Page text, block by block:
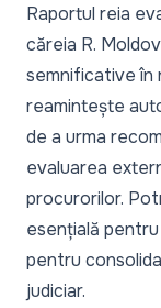
Raportul reia
căreia R.
semnificative în
reamintește
de a urma
evaluarea
procurorilor.
esențială
pentru
judiciar.